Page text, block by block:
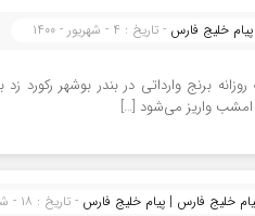
خلیج فارس - تاریخ : ۴ - شهریور - ۱۴۰۰
برنج وارداتی در بندر بوشهر رکورد
امشب واریز می‌شود […]
- تاریخ : ۱۸ - شهریور - ۱۴۰۰